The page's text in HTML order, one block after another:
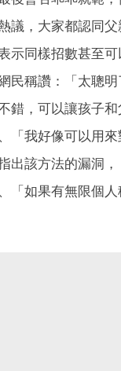
議，大家都認同
示同樣招數甚至
民稱讚：「太聰
錯，可以讓孩子
「我好像可以用
出該方法的漏洞
「如果有無限個